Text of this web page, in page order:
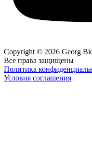
Copyright © 2026 Georg
Все права защищены
Политика
Условия соглашения